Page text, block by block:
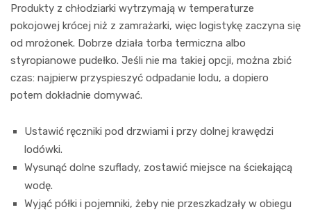
Produkty z chłodziarki wytrzymają w temperaturze
pokojowej krócej niż z zamrażarki, więc logistykę zaczyna się
od mrożonek. Dobrze działa torba termiczna albo
styropianowe pudełko. Jeśli nie ma takiej opcji, można zbić
czas: najpierw przyspieszyć odpadanie lodu, a dopiero
potem dokładnie domywać.
Ustawić ręczniki pod drzwiami i przy dolnej krawędzi
lodówki.
Wysunąć dolne szuflady, zostawić miejsce na ściekającą
wodę.
Wyjąć półki i pojemniki, żeby nie przeszkadzały w obiegu